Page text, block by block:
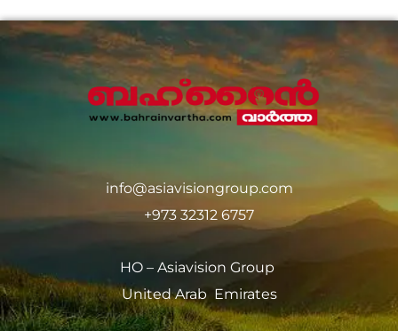
info@asiavisiongroup.com
+973 32312 6757
HO – Asiavision Group
United Arab Emirates